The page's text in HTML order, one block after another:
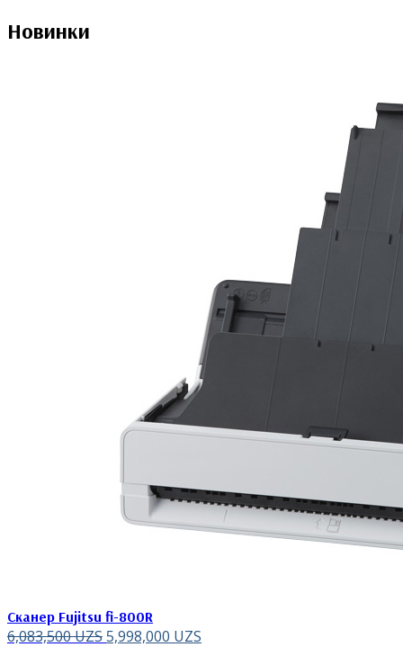
Новинки
Сканер Fujitsu fi-800R
6,083,500UZS5,998,000 UZS